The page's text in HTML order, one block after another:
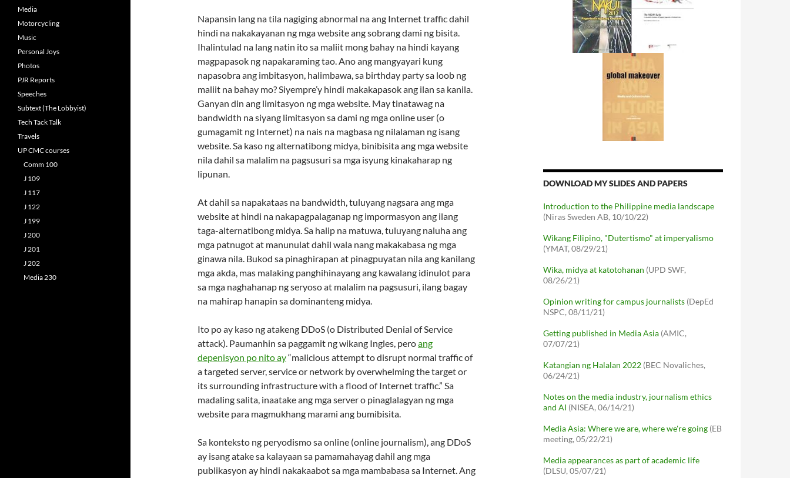
Napansin lang na tila nagiging abnormal na ang Internet traffic dahil
hindi na nakakayanan ng mga website ang sobrang dami ng bisita.
Ihalintulad na lang natin ito sa maliit mong bahay na hindi kayang
magpapasok ng napakaraming tao. Ano ang mangyayari kung
napasobra ang imbitasyon, halimbawa, sa birthday party sa loob ng
maliit na bahay mo? Siyempre’y hindi makakapasok ang ilan sa kanila.
Ganyan din ang limitasyon ng mga website. May tinatawag na
bandwidth na siyang limitasyon sa dami ng mga online user (o
gumagamit ng Internet) na nais na magbasa ng nilalaman ng isang
website. Sa kaso ng alternatibong midya, binibisita ang mga website
nila dahil sa malalim na pagsusuri sa mga isyung kinakaharap ng
lipunan.
At dahil sa napakataas na bandwidth, tuluyang nagsara ang mga
website at hindi na nakapagpalaganap ng impormasyon ang ilang
taga-alternatibong midya. Sa halip na matuwa, tuluyang naluha ang
mga patnugot at manunulat dahil wala nang makakabasa ng mga
ginawa nila. Bukod sa pinaghirapan at pinagpuyatan nila ang kanilang
mga akda, mas malaking panghihinayang ang kawalang idinulot para
sa mga naghahanap ng seryoso at malalim na pagsusuri, ilang bagay
na mahirap hanapin sa dominanteng midya.
Ito po ay kaso ng atakeng DDoS (o Distributed Denial of Service
attack). Paumanhin sa paggamit ng wikang Ingles, peroang
depenisyon po nito ay“malicious attempt to disrupt normal traffic of
a targeted server, service or network by overwhelming the target or
its surrounding infrastructure with a flood of Internet traffic.” Sa
madaling salita, inaatake ang mga server o pinaglalagyan ng mga
website para magmukhang marami ang bumibisita.
Sa konteksto ng peryodismo sa online (online journalism), ang DDoS
ay isang atake sa kalayaan sa pamamahayag dahil ang mga
publikasyon ay hindi nakakaabot sa mga mambabasa sa Internet. Ang
DOWNLOAD MY SLIDES AND PAPERS
Introduction to the Philippine media landscape
(Niras Sweden AB, 10/10/22)
Wikang Filipino, "Dutertismo" at imperyalismo
(YMAT, 08/29/21)
Wika, midya at katotohanan (UPD SWF,
08/26/21)
Opinion writing for campus journalists (DepEd
NSPC, 08/11/21)
Getting published in Media Asia (AMIC,
07/07/21)
Katangian ng Halalan 2022 (BEC Novaliches,
06/24/21)
Notes on the media industry, journalism ethics
and AI (NISEA, 06/14/21)
Media Asia: Where we are, where we're going (EB
meeting, 05/22/21)
Media appearances as part of academic life
(DLSU, 05/07/21)
Media
Motorcycling
Music
Personal Joys
Photos
PJR Reports
Speeches
Subtext (The Lobbyist)
Tech Tack Talk
Travels
UP CMC courses
Comm 100
J 109
J 117
J 122
J 199
J 200
J 201
J 202
Media 230